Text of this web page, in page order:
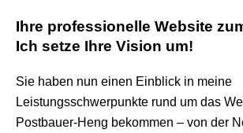
Ihre professionelle Website
Ich setze Ihre Vision um!
Sie haben nun einen Einblick in meine
Leistungsschwerpunkte rund um das
Postbauer-Heng bekommen – von der